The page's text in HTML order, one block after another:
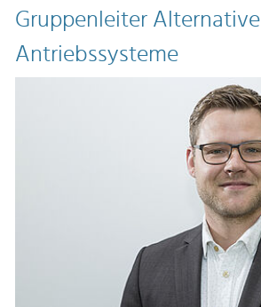
Gruppenleiter Alternative
Antriebssysteme